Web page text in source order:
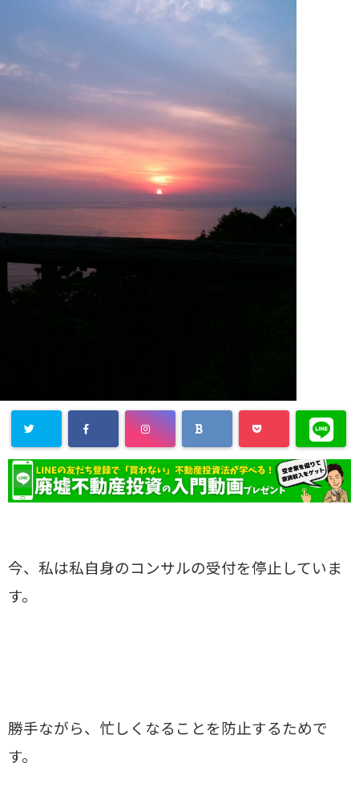
今、私は私自身のコンサルの受付を停止していま
す。
勝手ながら、忙しくなることを防止するためで
す。